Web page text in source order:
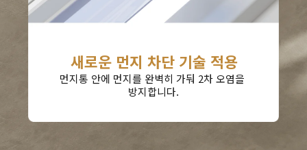
새로운 먼지 차단 기술 적용
먼지통 안에 먼지를 완벽히 가둬 2차 오염을
방지합니다.